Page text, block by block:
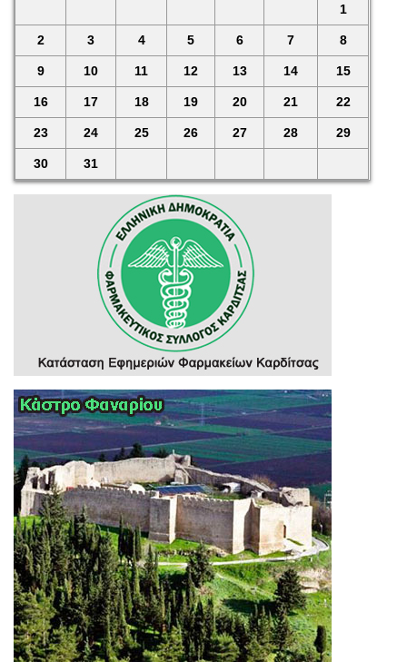
1
2 3 4 5 6 7 8
9 10 11 12 13 14 15
16 17 18 19 20 21 22
23 24 25 26 27 28 29
30 31